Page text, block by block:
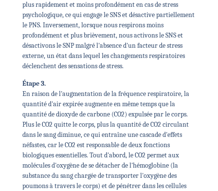
plus rapidement et moins profondément en cas de stress
psychologique, ce qui engage le SNS et désactive partiellement
le PNS. Inversement, lorsque nous respirons moins
profondément et plus brièvement, nous activons le SNS et
désactivons le SNP malgré l'absence d'un facteur de stress
externe, un état dans lequel les changements respiratoires
déclenchent des sensations de stress.
Étape 3.
En raison de l'augmentation de la fréquence respiratoire, la
quantité d'air expirée augmente en même temps que la
quantité de dioxyde de carbone (CO2) expulsée par le corps.
Plus le CO2 quitte le corps, plus la quantité de CO2 circulant
dans le sang diminue, ce qui entraîne une cascade d'effets
néfastes, car le CO2 est responsable de deux fonctions
biologiques essentielles. Tout d'abord, le CO2 permet aux
molécules d'oxygène de se détacher de l'hémoglobine (la
substance du sang chargée de transporter l'oxygène des
poumons à travers le corps) et de pénétrer dans les cellules